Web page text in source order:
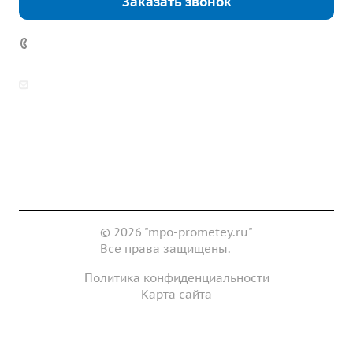
© 2026 "mpo-prometey.ru"
Все права защищены.
Политика конфиденциальности
Карта сайта